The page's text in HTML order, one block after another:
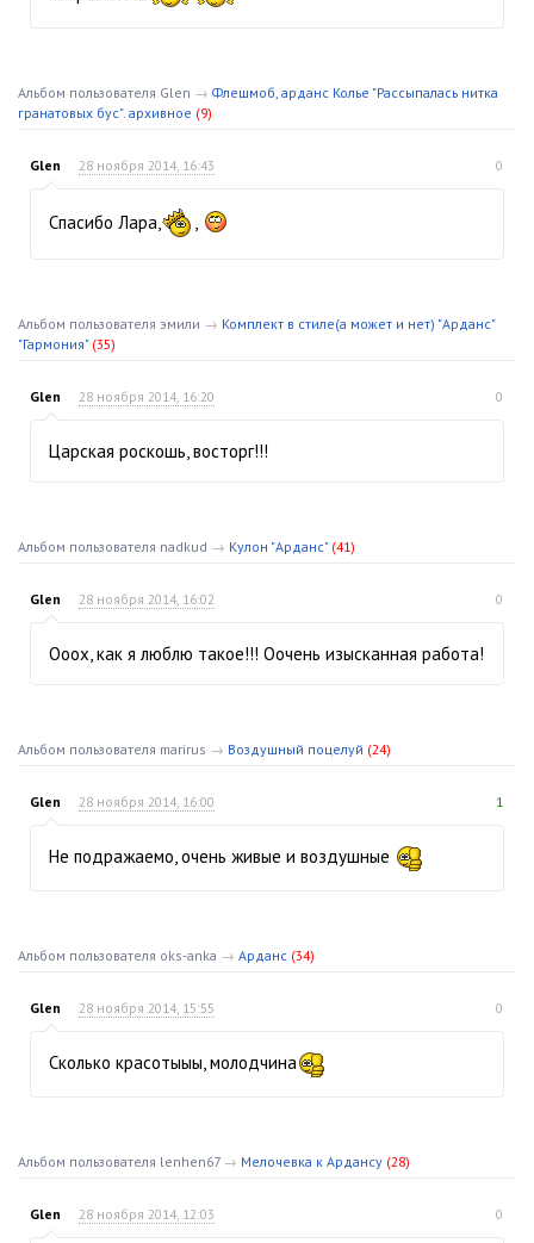
Альбом пользователя Glen → Флешмоб, арданс Колье "Рассыпалась нитка
гранатовых бус". архивное (9)
Glen 28 ноября 2014, 16:43 0
Спасибо Лара, ,
Альбом пользователя эмили → Комплект в стиле(а может и нет) "Арданс"
"Гармония" (35)
Glen 28 ноября 2014, 16:20 0
Царская роскошь, восторг!!!
Альбом пользователя nadkud → Кулон "Арданс" (41)
Glen 28 ноября 2014, 16:02 0
Ооох, как я люблю такое!!! Оочень изысканная работа!
Альбом пользователя marirus → Воздушный поцелуй (24)
Glen 28 ноября 2014, 16:00 1
Не подражаемо, очень живые и воздушные
Альбом пользователя oks-anka → Арданс (34)
Glen 28 ноября 2014, 15:55 0
Сколько красотыыы, молодчина
Альбом пользователя lenhen67→ Мелочевка к Ардансу (28)
Glen 28 ноября 2014, 12:03 0